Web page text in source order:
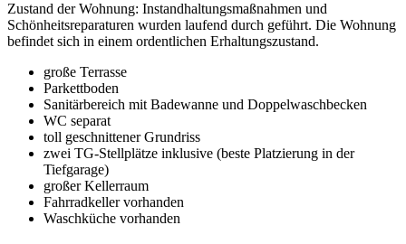
Zustand der Wohnung: Instandhaltungsmaßnahmen und
Schönheitsreparaturen wurden laufend durch geführt. Die Wohnung
befindet sich in einem ordentlichen Erhaltungszustand.
große Terrasse
Parkettboden
Sanitärbereich mit Badewanne und Doppelwaschbecken
WC separat
toll geschnittener Grundriss
zwei TG-Stellplätze inklusive (beste Platzierung in der
Tiefgarage)
großer Kellerraum
Fahrradkeller vorhanden
Waschküche vorhanden